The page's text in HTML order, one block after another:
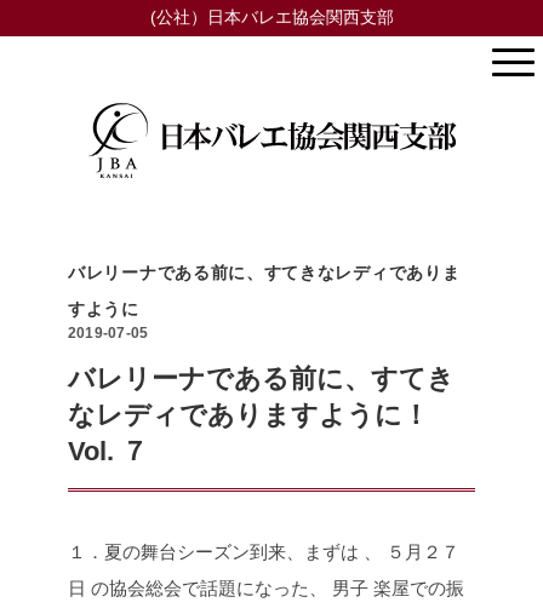
(公社）日本バレエ協会関西支部
バレリーナである前に、すてきなレディでありま
すように
2019-07-05
バレリーナである前に、すてき
なレディでありますように！
Vol. ７
１．夏の舞台シーズン到来、まずは 、 ５月２７
日 の協会総会で話題になった、 男子 楽屋での振